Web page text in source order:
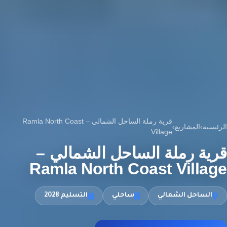
الرئيسية›المشاريع›
قرية رملة الساحل الشمالي – Ramla North Coast
Village
قرية رملة الساحل الشمالي –
Ramla North Coast Village
الساحل الشمالي ساحلي التسليم 2028